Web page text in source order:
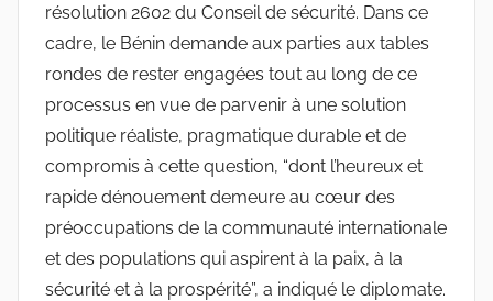
résolution 2602 du Conseil de sécurité. Dans ce
cadre, le Bénin demande aux parties aux tables
rondes de rester engagées tout au long de ce
processus en vue de parvenir à une solution
politique réaliste, pragmatique durable et de
compromis à cette question, “dont l’heureux et
rapide dénouement demeure au cœur des
préoccupations de la communauté internationale
et des populations qui aspirent à la paix, à la
sécurité et à la prospérité”, a indiqué le diplomate.